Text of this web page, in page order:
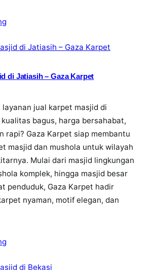
di Jatiasih – Gaza Karpet
layanan jual karpet masjid di
bagus, harga bersahabat,
rapi? Gaza Karpet siap membantu
masjid dan mushola untuk wilayah
Mulai dari masjid lingkungan
komplek, hingga masjid besar
penduduk, Gaza Karpet hadir
nyaman, motif elegan, dan